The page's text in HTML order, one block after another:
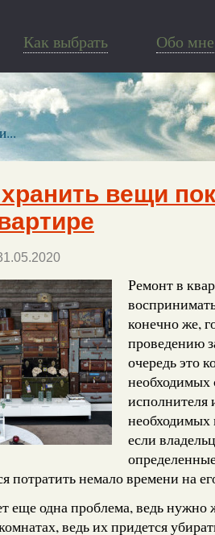
Как выбрать Обо мне
вещи
Ремонт в
конечно же,
проведению
очередь это
необходимых
исполнителя
необходимых
если
потратить немало времени на
еще одна проблема, ведь нужно
ведь их придется